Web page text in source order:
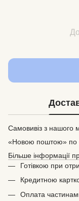
Самовивіз з нашого
«Новою поштою» по
Більше інформації
Готівкою при
Кредитною
Оплата